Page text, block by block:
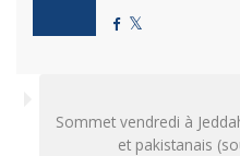
Sommet vendredi à
et pakistanais